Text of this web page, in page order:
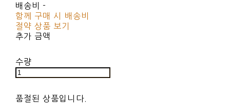
배송비-
함께 구매 시 배송비
절약 상품 보기
추가 금액
수량
품절된 상품입니다.